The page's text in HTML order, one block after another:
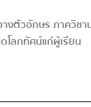
ตัวอักษร ภาควิ
โลกทัศน์แก่ผู้เรียน